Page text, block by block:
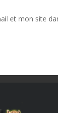
et mon site